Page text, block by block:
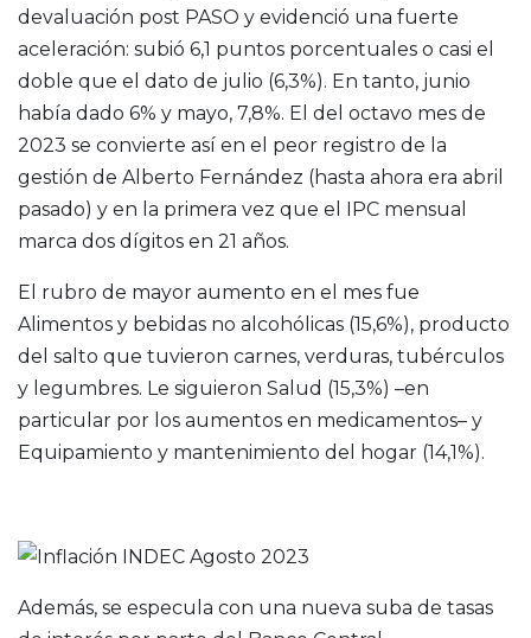
devaluación post PASO y evidenció una fuerte
aceleración: subió 6,1 puntos porcentuales o casi el
doble que el dato de julio (6,3%). En tanto, junio
había dado 6% y mayo, 7,8%. El del octavo mes de
2023 se convierte así en el peor registro de la
gestión de Alberto Fernández (hasta ahora era abril
pasado) y en la primera vez que el IPC mensual
marca dos dígitos en 21 años.
El rubro de mayor aumento en el mes fue
Alimentos y bebidas no alcohólicas (15,6%), producto
del salto que tuvieron carnes, verduras, tubérculos
y legumbres. Le siguieron Salud (15,3%) –en
particular por los aumentos en medicamentos– y
Equipamiento y mantenimiento del hogar (14,1%).
Además, se especula con una nueva suba de tasas